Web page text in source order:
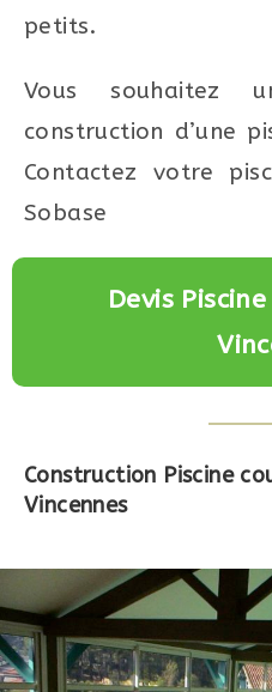
petits.
Vous souhaitez
construction d’une
Contactez votre
Sobase
Devis
Construction Piscine
Vincennes